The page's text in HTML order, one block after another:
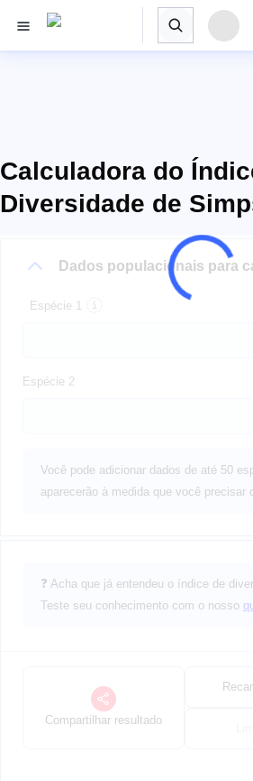
Calculadora do
Diversidade de
Dados populacionais para
Espécie 1
Espécie 2
Você pode adicionar dados de até 50
aparecerão à medida que você precisar
❓ Acha que já entendeu o índice de
Teste seu conhecimento com o nosso
Compartilhar resultado